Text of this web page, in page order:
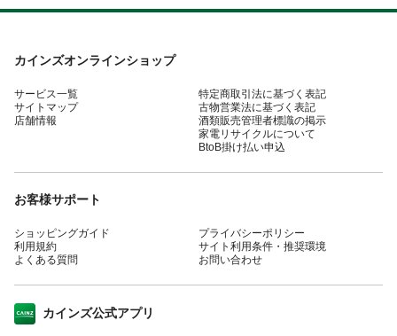
カインズオンラインショップ
サービス一覧
サイトマップ
店舗情報
特定商取引法に基づく表記
古物営業法に基づく表記
酒類販売管理者標識の掲示
家電リサイクルについて
BtoB掛け払い申込
お客様サポート
ショッピングガイド
利用規約
よくある質問
プライバシーポリシー
サイト利用条件・推奨環境
お問い合わせ
カインズ公式アプリ